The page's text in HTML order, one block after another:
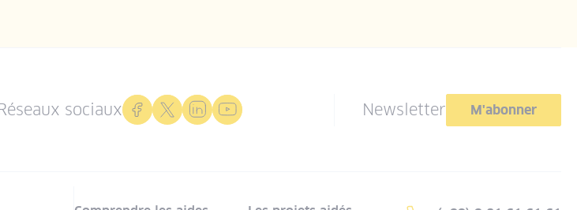
sociaux Newsletter M'abonner